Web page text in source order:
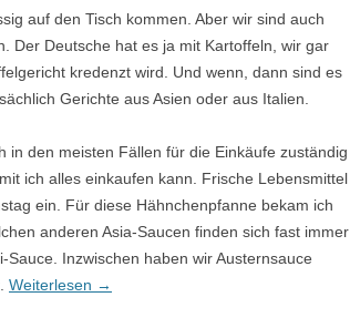
auf den Tisch kommen. Aber wir sind auch
Der Deutsche hat es ja mit Kartoffeln, wir gar
kredenzt wird. Und wenn, dann sind es
Gerichte aus Asien oder aus Italien.
in den meisten Fällen für die Einkäufe zuständig
ich alles einkaufen kann. Frische Lebensmittel
ein. Für diese Hähnchenpfanne bekam ich
anderen Asia-Saucen finden sich fast immer
Inzwischen haben wir Austernsauce
Weiterlesen →